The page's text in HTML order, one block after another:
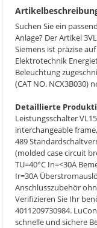
Suchen Sie ein
Anlage? Der Artikel
Siemens ist präzise
Elektrotechnik
Beleuchtung
(CAT NO. NCX3B030)
Detaillierte
Leistungsschalter
interchangeable
489
(molded case circuit
TU=40°C In=<30A
Ir=30A
Anschlusszubehör
Verifizieren Sie Ihr
4011209730984.
schnelle und sichere